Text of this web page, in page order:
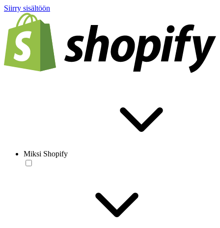
Siirry sisältöön
Miksi Shopify